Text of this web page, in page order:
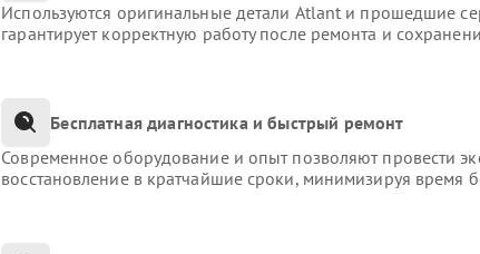
Используются оригинальные детали Atlant и прошедшие
гарантирует корректную работу после ремонта и
Бесплатная диагностика и быстрый ремонт
Современное оборудование и опыт позволяют провести
восстановление в кратчайшие сроки, минимизируя время